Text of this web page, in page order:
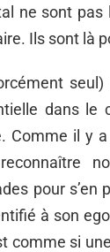
ne sont
Ils sont là
dans
Comme il y
pour s’en
à son
comme si